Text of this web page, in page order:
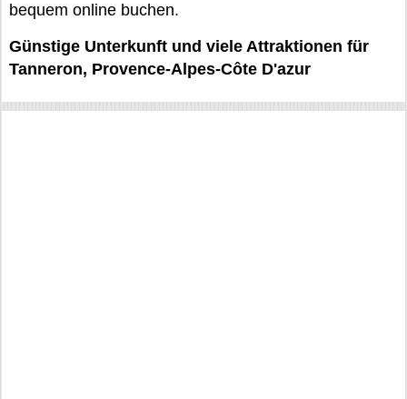
bequem online buchen.
Günstige Unterkunft und viele Attraktionen für
Tanneron, Provence-Alpes-Côte D'azur